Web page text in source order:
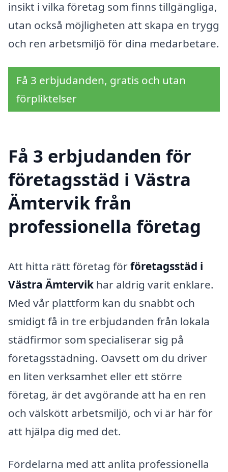
insikt i vilka företag som finns tillgängliga,
utan också möjligheten att skapa en trygg
och ren arbetsmiljö för dina medarbetare.
Få 3 erbjudanden, gratis och utan
förpliktelser
Få 3 erbjudanden för
företagsstäd i Västra
Ämtervik från
professionella företag
Att hitta rätt företag förföretagsstäd i
Västra Ämtervik har aldrig varit enklare.
Med vår plattform kan du snabbt och
smidigt få in tre erbjudanden från lokala
städfirmor som specialiserar sig på
företagsstädning. Oavsett om du driver
en liten verksamhet eller ett större
företag, är det avgörande att ha en ren
och välskött arbetsmiljö, och vi är här för
att hjälpa dig med det.
Fördelarna med att anlita professionella